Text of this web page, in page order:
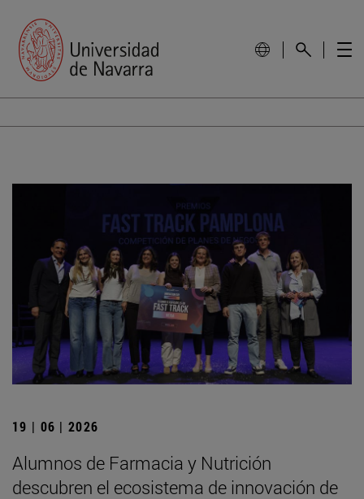
19 | 06 | 2026
Alumnos de Farmacia y Nutrición
descubren el ecosistema de innovación de